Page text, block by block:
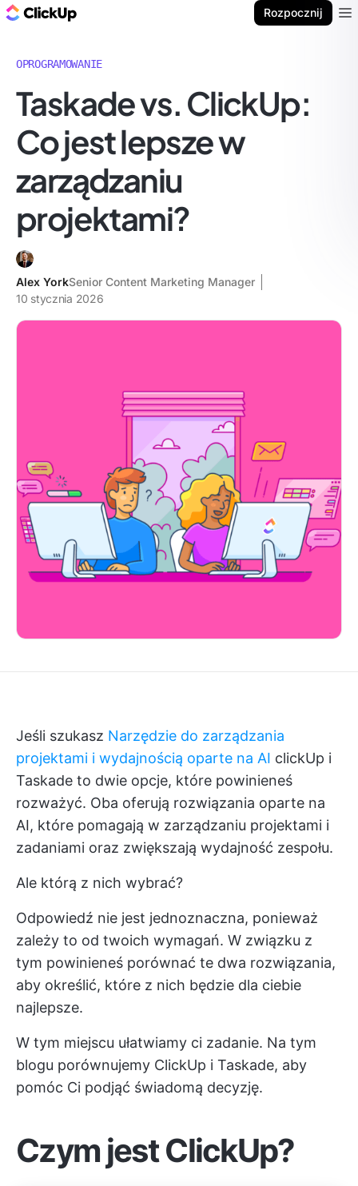
Rozpocznij
OPROGRAMOWANIE
Taskade vs. ClickUp:
Co jest lepsze w
zarządzaniu
projektami?
Alex YorkSenior Content Marketing Manager
10 stycznia 2026
Jeśli szukasz Narzędzie do zarządzania
projektami i wydajnością oparte na AI clickUp i
Taskade to dwie opcje, które powinieneś
rozważyć. Oba oferują rozwiązania oparte na
AI, które pomagają w zarządzaniu projektami i
zadaniami oraz zwiększają wydajność zespołu.
Ale którą z nich wybrać?
Odpowiedź nie jest jednoznaczna, ponieważ
zależy to od twoich wymagań. W związku z
tym powinieneś porównać te dwa rozwiązania,
aby określić, które z nich będzie dla ciebie
najlepsze.
W tym miejscu ułatwiamy ci zadanie. Na tym
blogu porównujemy ClickUp i Taskade, aby
pomóc Ci podjąć świadomą decyzję.
Czym jest ClickUp?